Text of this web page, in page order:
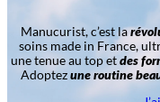
Manucurist, c’est la
soins made in France,
une tenue au top etdes
Adoptezune routine